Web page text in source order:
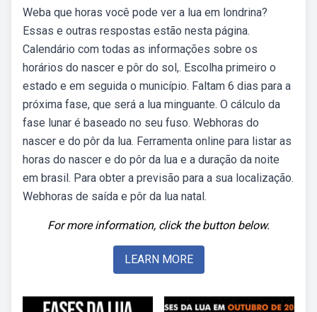
Weba que horas você pode ver a lua em londrina?
Essas e outras respostas estão nesta página.
Calendário com todas as informações sobre os
horários do nascer e pôr do sol,. Escolha primeiro o
estado e em seguida o município. Faltam 6 dias para a
próxima fase, que será a lua minguante. O cálculo da
fase lunar é baseado no seu fuso. Webhoras do
nascer e do pôr da lua. Ferramenta online para listar as
horas do nascer e do pôr da lua e a duração da noite
em brasil. Para obter a previsão para a sua localização.
Webhoras de saída e pôr da lua natal.
For more information, click the button below.
LEARN MORE